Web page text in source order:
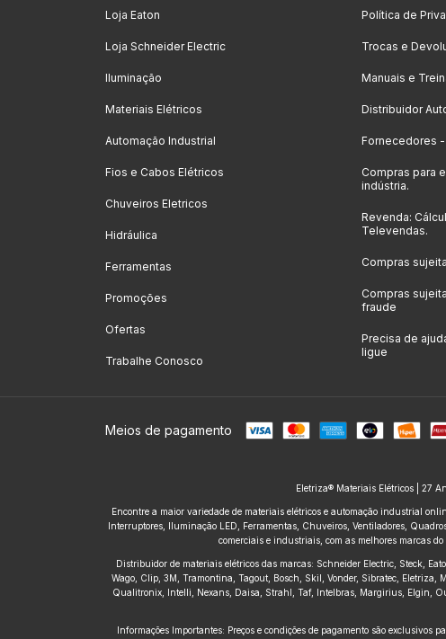
Loja Eaton
Loja Schneider Electric
Iluminação
Materiais Elétricos
Automação Industrial
Fios e Cabos Elétricos
Chuveiros Eletricos
Hidráulica
Ferramentas
Promoções
Ofertas
Trabalhe Conosco
Política de
Trocas e
Manuais e
Distribuidor
Fornecedores -
Compras para
indústria.
Revenda:
Televendas.
Compras
Compras
fraude
Precisa de
ligue
Meios de pagamento
Eletriza® Materiais Elétricos | 27
Encontre a maior variedade de materiais elétricos e automação industrial
Interruptores, Iluminação LED, Ferramentas, Chuveiros, Ventiladores,
comerciais e industriais, com as melhores marcas
Distribuidor de materiais elétricos das marcas: Schneider Electric, Steck,
Wago, Clip, 3M, Tramontina, Tagout, Bosch, Skil, Vonder, Sibratec,
Qualitronix, Intelli, Nexans, Daisa, Strahl, Taf, Intelbras, Margirius, Elgin,
Informações Importantes: Preços e condições de pagamento são